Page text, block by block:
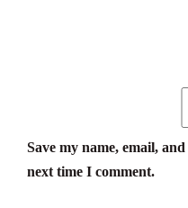
Save my name, email,
next time I comment.